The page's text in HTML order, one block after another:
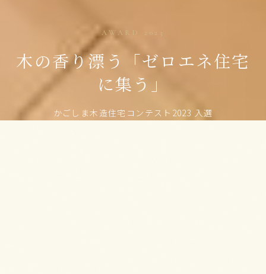
AWARD 2023
木の香り漂う
「ゼロエネ住宅
に集う」
かごしま木造住宅コンテスト2023 入選